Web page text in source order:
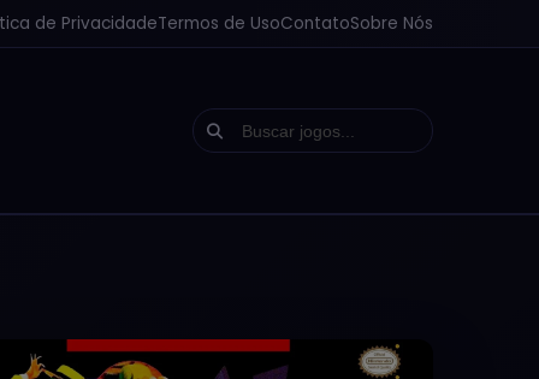
de PrivacidadeTermos de UsoContatoSobre Nós